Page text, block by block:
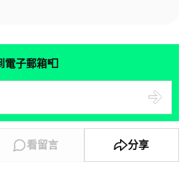
電子郵箱📮
看留言 分享